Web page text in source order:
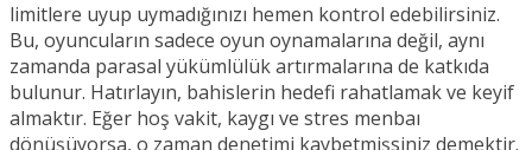
limitlere uyup uymadığınızı hemen kontrol edebilirsiniz.
Bu, oyuncuların sadece oyun oynamalarına değil, aynı
zamanda parasal yükümlülük artırmalarına de katkıda
bulunur. Hatırlayın, bahislerin hedefi rahatlamak ve keyif
almaktır. Eğer hoş vakit, kaygı ve stres menbaı
dönüşüyorsa, o zaman denetimi kaybetmişsiniz demektir.